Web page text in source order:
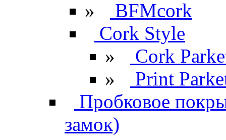
»
BFMcork
Cork Style
»
Cork
»
Print
Пробковое
замок)